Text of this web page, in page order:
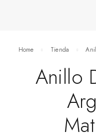
Home Tienda
Anillo